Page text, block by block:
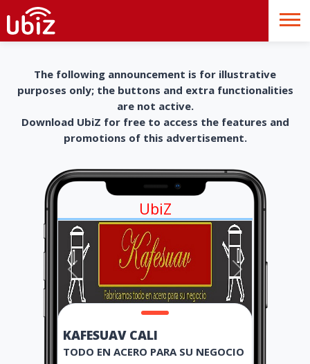
The following announcement is for illustrative
purposes only; the buttons and extra functionalities
are not active.
Download UbiZ for free to access the features and
promotions of this advertisement.
UbiZ
KAFESUAV CALI
TODO EN ACERO PARA SU NEGOCIO